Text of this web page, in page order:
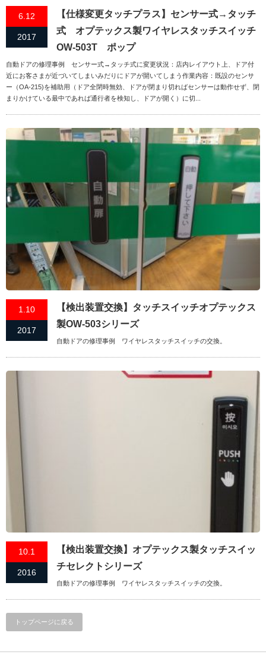
6.12
2017
【仕様変更タッチプラス】センサー式→タッチ
式 オプテックス製ワイヤレスタッチスイッチ
OW-503T ポップ
自動ドアの修理事例 センサー式→タッチ式に変更状況：店内レイアウト上、ドア付
近にお客さまが近づいてしまいみだりにドアが開いてしまう作業内容：既設のセンサ
ー（OA-215)を補助用（ドア全閉時無効、ドアが閉まり切ればセンサーは動作せず、閉
まりかけている最中であれば通行者を検知し、ドアが開く）に切...
1.10
2017
【検出装置交換】タッチスイッチオプテックス
製OW-503シリーズ
自動ドアの修理事例 ワイヤレスタッチスイッチの交換。
10.1
2016
【検出装置交換】オプテックス製タッチスイッ
チセレクトシリーズ
自動ドアの修理事例 ワイヤレスタッチスイッチの交換。
トップページに戻る